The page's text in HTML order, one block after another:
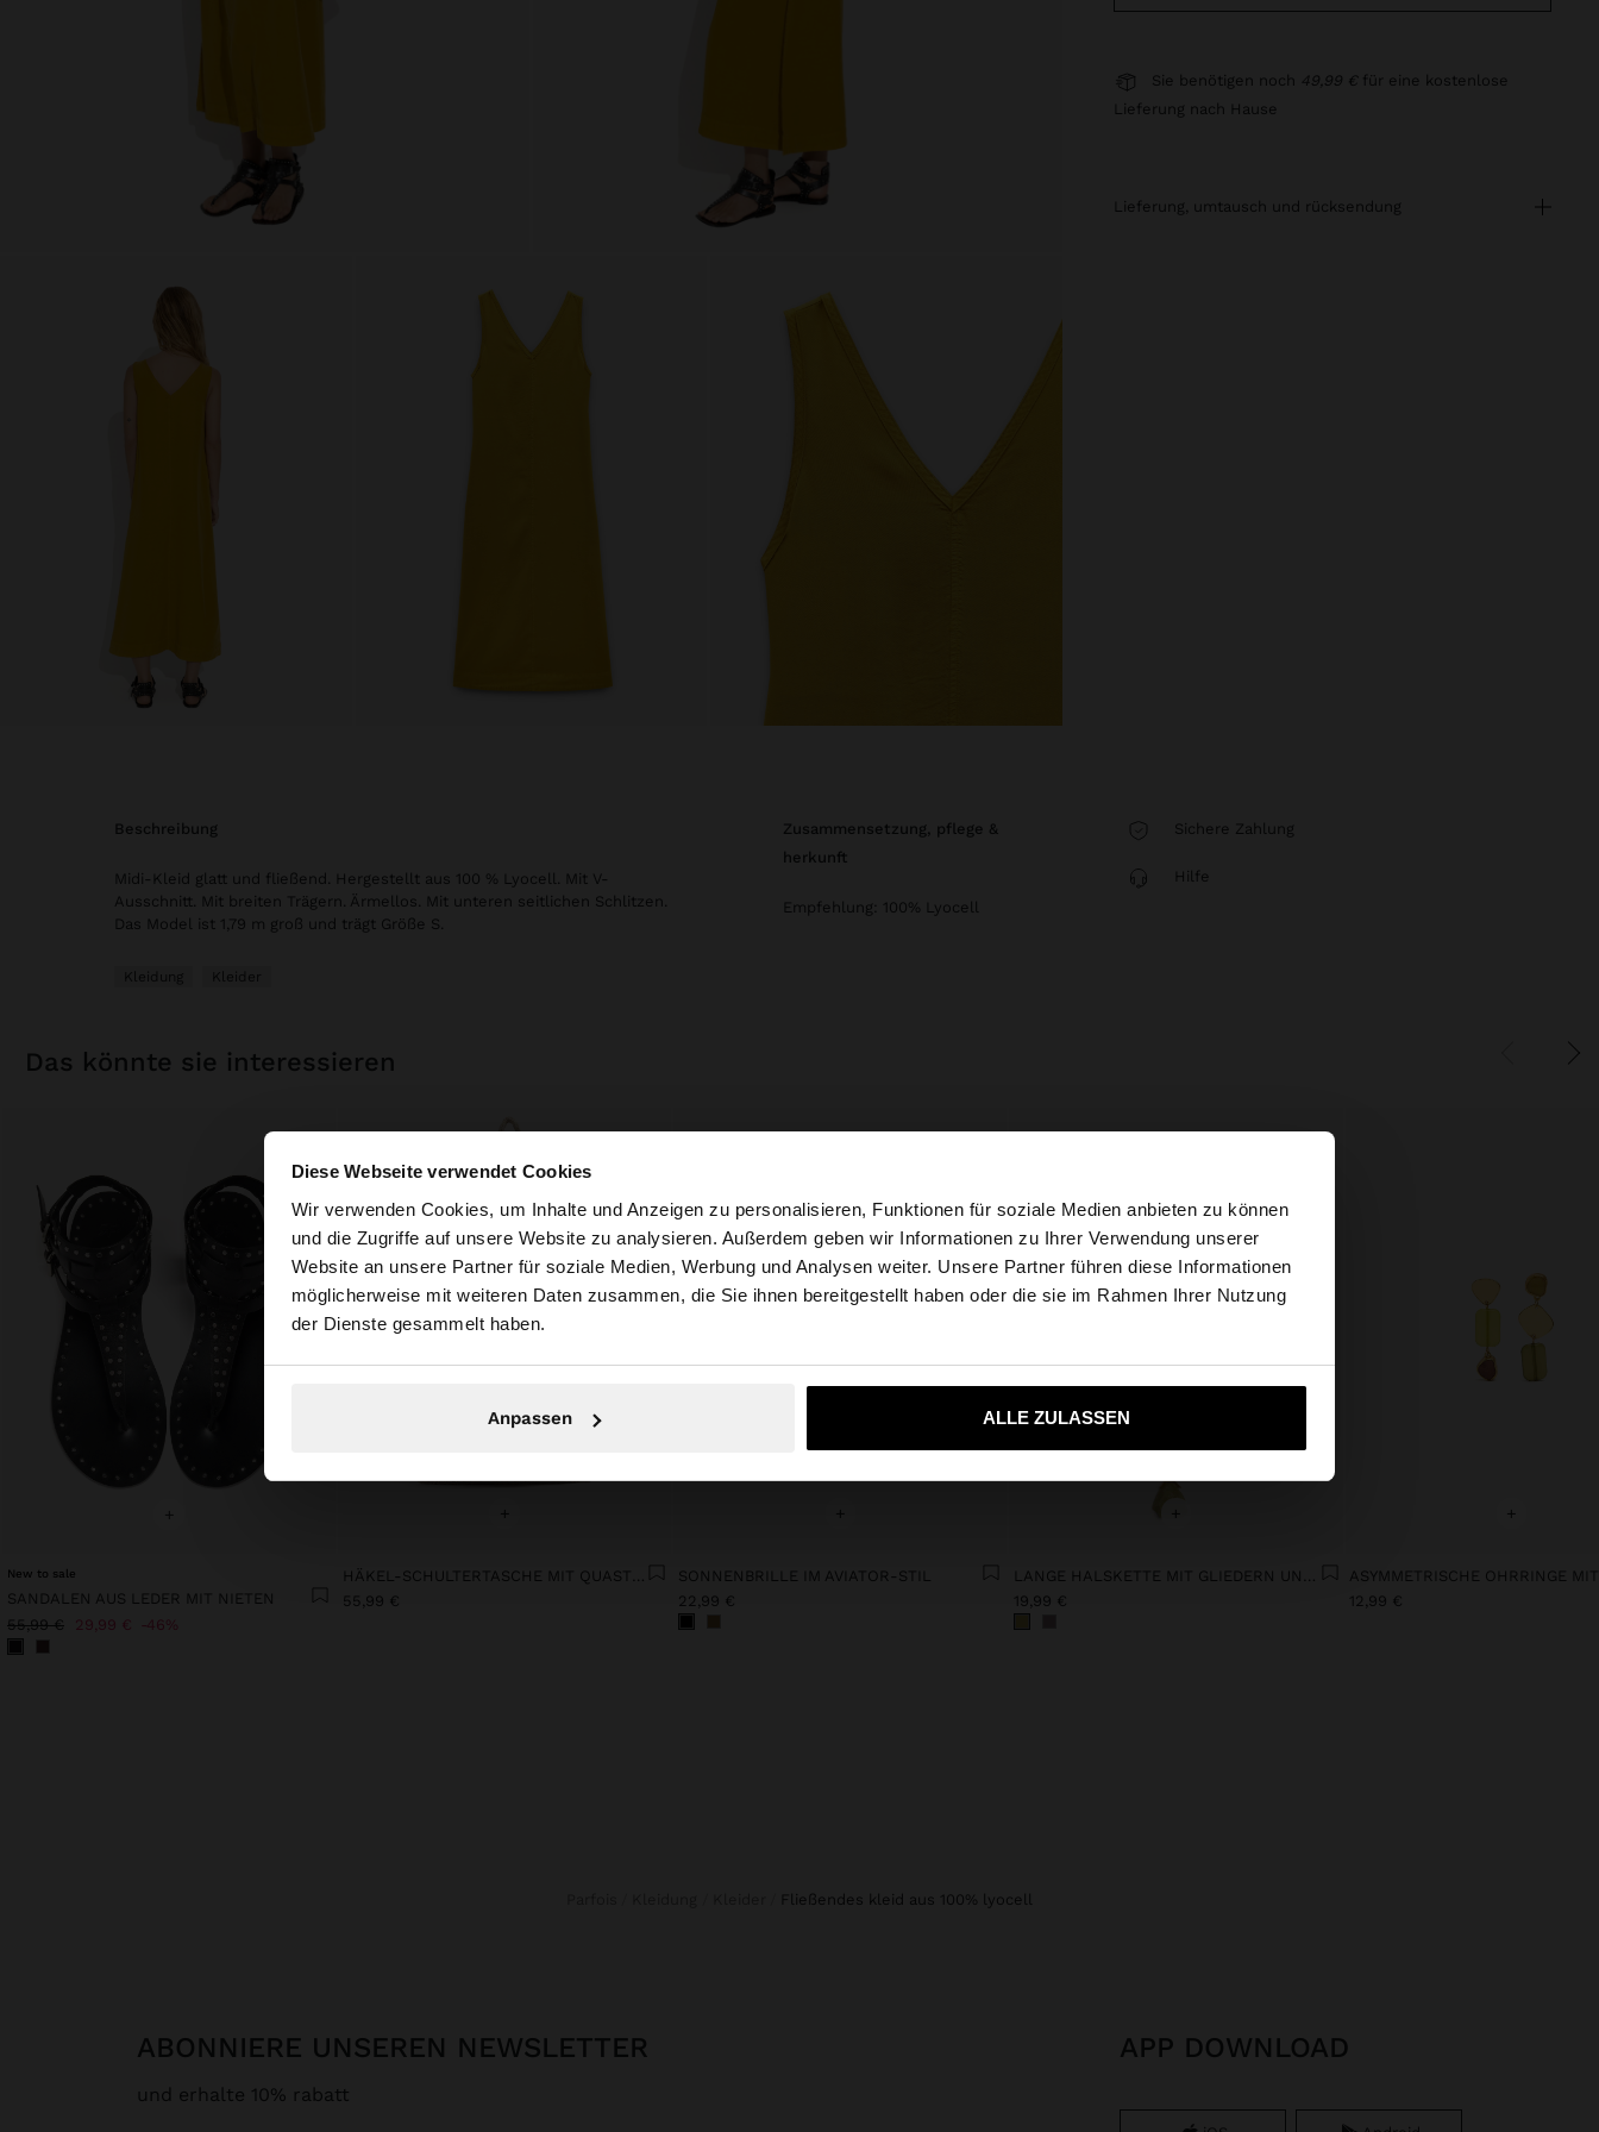
Diese Webseite verwendet Cookies
Wir verwenden Cookies, um Inhalte und Anzeigen zu personalisieren, Funktionen für soziale Medien anbieten zu können
und die Zugriffe auf unsere Website zu analysieren. Außerdem geben wir Informationen zu Ihrer Verwendung unserer
Website an unsere Partner für soziale Medien, Werbung und Analysen weiter. Unsere Partner führen diese Informationen
möglicherweise mit weiteren Daten zusammen, die Sie ihnen bereitgestellt haben oder die sie im Rahmen Ihrer Nutzung
der Dienste gesammelt haben.
Anpassen ALLE ZULASSEN
hallo ×
Sie greifen von Deutschland auf die Website zu. Möchten Sie unsere United States Website
durchsuchen?
Nein, bleiben Sie bei Deutschland Ja, bringen Sie mich zu United States
Sie benötigen noch 49,99 €
für eine kostenlose
Lieferung nach Hause
lieferung, umtausch und rücksendung
beschreibung
Midi-Kleid glatt und fließend. Hergestellt aus 100 % Lyocell. Mit V-
Ausschnitt. Mit breiten Trägern. Ärmellos. Mit unteren seitlichen Schlitzen.
Das Model ist 1,79 m groß und trägt Größe S.
Kleidung Kleider
zusammensetzung, pflege &
herkunft
Empfehlung: 100% Lyocell
Sichere Zahlung
Hilfe
das könnte sie interessieren
+
New to sale
SANDALEN AUS LEDER MIT NIETEN
55,99 € 29,99 € 46%
55,99 €
SONNENBRILLE IM AVIATOR-STIL
22,99 €
19,99 €
+
12,99 €
fließendes kleid aus 100% lyocell
ABONNIERE UNSEREN NEWSLETTER
und erhalte 10% rabatt
APP DOWNLOAD